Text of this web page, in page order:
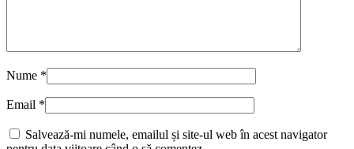
Nume *
Email *
Salvează-mi numele, emailul și site-ul web în acest navigator